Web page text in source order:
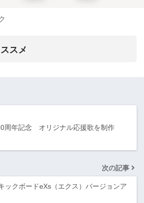
スメ
周年記念 オリジナル応援歌を制作
次の記事
ックボードeXs（エクス）バージョンア